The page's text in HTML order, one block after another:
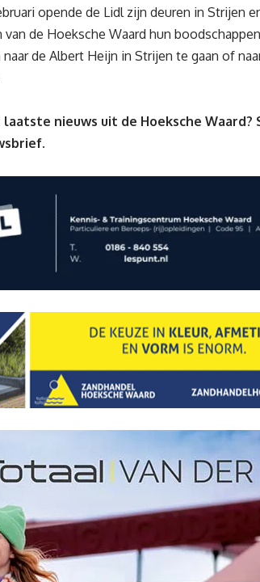
opende de Lidl zijn deuren in Strijen
de Hoeksche Waard hun
de Albert Heijn in Strijen te gaan of
nieuws uit de Hoeksche Waard?